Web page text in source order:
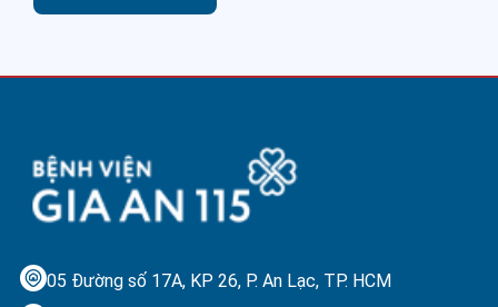
05 Đường số 17A, KP 26, P. An Lạc, TP. HCM